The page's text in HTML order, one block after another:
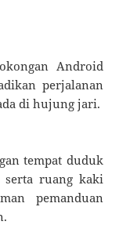
Android
perjalanan
di hujung jari.
tempat duduk
serta ruang kaki
pemanduan